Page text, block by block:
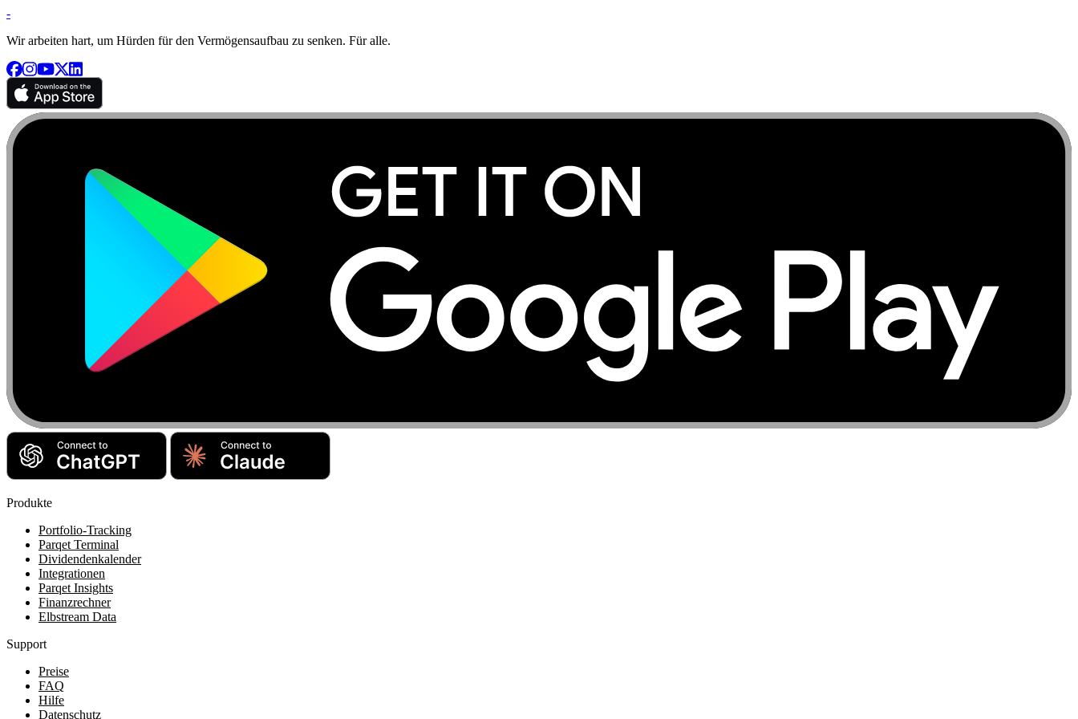
-
Wir arbeiten hart, um Hürden für den Vermögensaufbau zu senken. Für alle.
Produkte
Portfolio-Tracking
Parqet Terminal
Dividendenkalender
Integrationen
Parqet Insights
Finanzrechner
Elbstream Data
Support
Preise
FAQ
Hilfe
Datenschutz